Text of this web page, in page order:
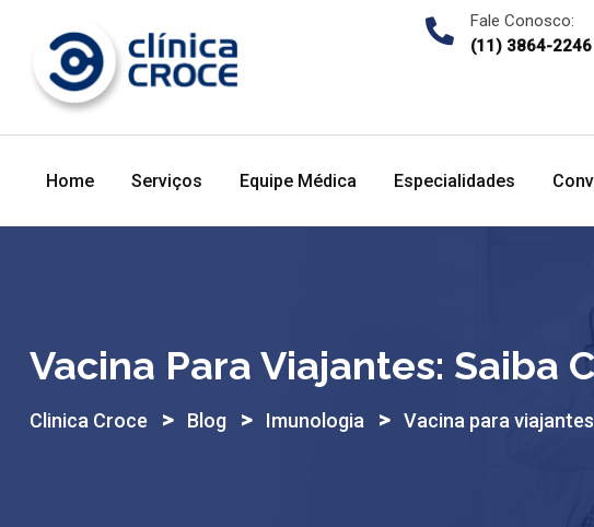
content
Fale Conosco:
(11) 3864-2246
Home Serviços Equipe Médica Especialidades
Vacina Para Viajantes: Saiba
Clinica Croce > Blog > Imunologia > Vacina para